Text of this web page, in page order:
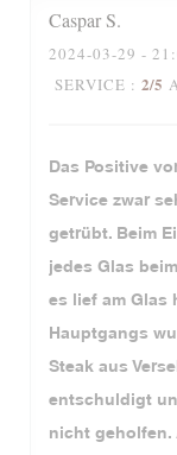
Caspar S
2024-03-29 -
SERVICE : 2/5
Das Positive
Service zwar
getrübt. Beim
jedes Glas
es lief am Glas
Hauptgangs
Steak aus
entschuldigt
nicht geholfen.